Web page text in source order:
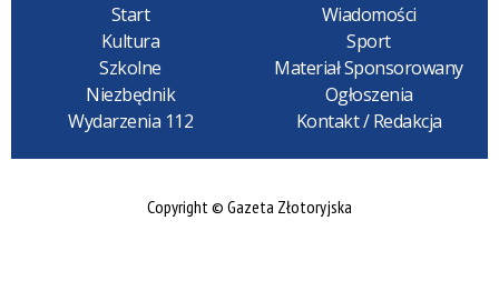
Start
Wiadomości
Kultura
Sport
Szkolne
Materiał Sponsorowany
Niezbędnik
Ogłoszenia
Wydarzenia 112
Kontakt / Redakcja
Copyright © Gazeta Złotoryjska